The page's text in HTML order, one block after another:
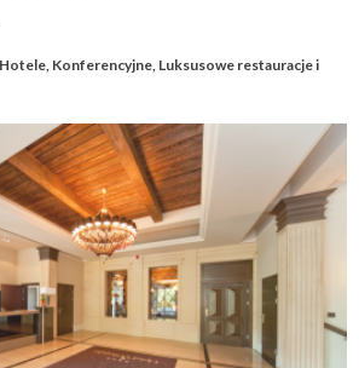
Hotele, Konferencyjne, Luksusowe restauracje i